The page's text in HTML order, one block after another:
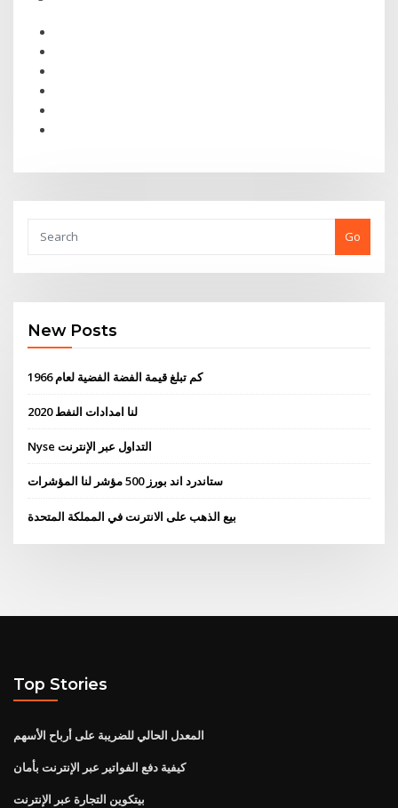
Go
New Posts
كم تبلغ قيمة الفضة الفضية لعام 1966
لنا امدادات النفط 2020
Nyse التداول عبر الإنترنت
ستاندرد اند بورز 500 مؤشر لنا المؤشرات
بيع الذهب على الانترنت في المملكة المتحدة
Top Stories
المعدل الحالي للضريبة على أرباح الأسهم
كيفية دفع الفواتير عبر الإنترنت بأمان
بيتكوين التجارة عبر الإنترنت